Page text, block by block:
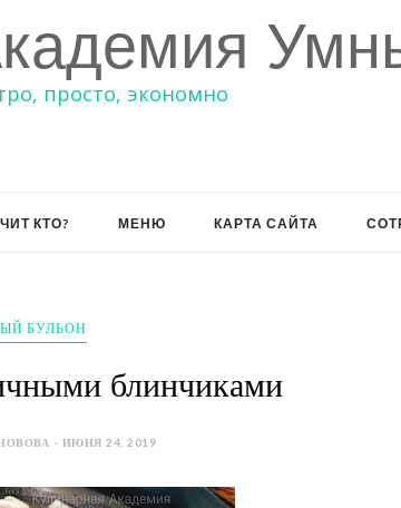
просто, экономно
КТО? МЕНЮ КАРТА САЙТА
БУЛЬОН
блинчиками
- ИЮНЯ 24, 2019